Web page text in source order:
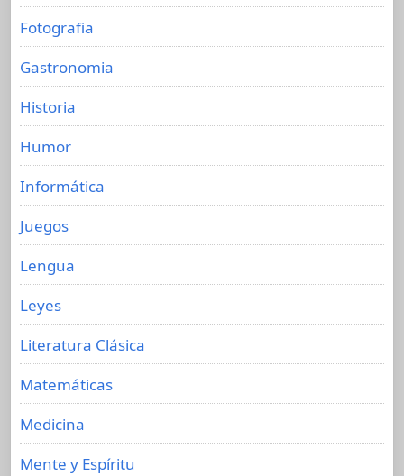
Fotografia
Gastronomia
Historia
Humor
Informática
Juegos
Lengua
Leyes
Literatura Clásica
Matemáticas
Medicina
Mente y Espíritu